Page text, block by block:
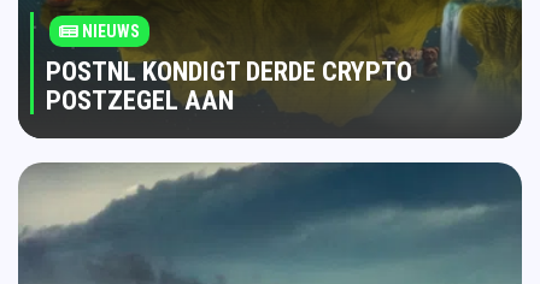
NIEUWS
POSTNL KONDIGT DERDE CRYPTO
POSTZEGEL AAN